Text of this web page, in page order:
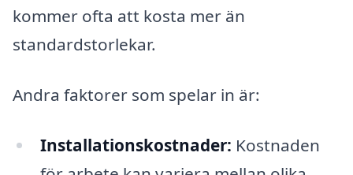
kommer ofta att kosta mer än
standardstorlekar.
Andra faktorer som spelar in är:
Installationskostnader: Kostnaden